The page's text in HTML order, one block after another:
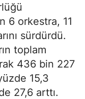
6 orkestra, 11
sürdürdü.
toplam
436 bin 227
15,3
27,6 arttı.